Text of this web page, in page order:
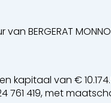
BERGERAT
van €
419, met